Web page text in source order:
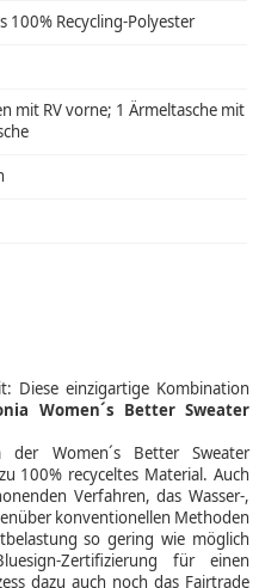
100% Recycling-Polyester
mit RV vorne; 1 Ärmeltasche mit
Diese einzigartige Kombination
Women´s Better Sweater
Women´s Better Sweater
100% recyceltes Material. Auch
Verfahren, das Wasser-,
konventionellen Methoden
so gering wie möglich
Zertifizierung für einen
dazu auch noch das Fairtrade